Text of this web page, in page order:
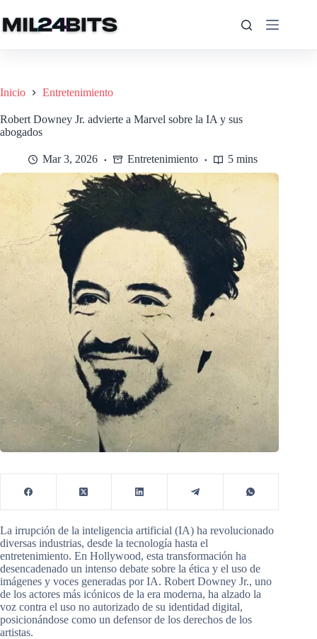
al
contenido
Inicio Entretenimiento
Robert Downey Jr. advierte a Marvel sobre la IA y sus
abogados
Mar 3, 2026 Entretenimiento 5 mins
La irrupción de la inteligencia artificial (IA) ha revolucionado
diversas industrias, desde la tecnología hasta el
entretenimiento. En Hollywood, esta transformación ha
desencadenado un intenso debate sobre la ética y el uso de
imágenes y voces generadas por IA. Robert Downey Jr., uno
de los actores más icónicos de la era moderna, ha alzado la
voz contra el uso no autorizado de su identidad digital,
posicionándose como un defensor de los derechos de los
artistas.